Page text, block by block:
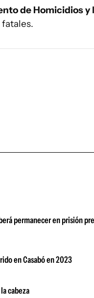
de Homicidios y
permanecer en prisión
en Casabó en 2023
cabeza